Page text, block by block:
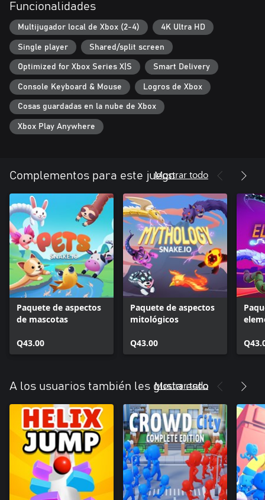
¿Eres una serpiente o un gusano?
Gracias a ti, el Snake.io original ha vuelto con nuevas
actualizaciones regulares. Somos un pequeño equipo motivado
por tu apoyo. El juego sigue en desarrollo activo y siempre
intentamos hacerlo más divertido!
Funcionalidades
Multijugador local de Xbox (2-4) 4K Ultra HD
Single player Shared/split screen
Optimized for Xbox Series X|S Smart Delivery
Console Keyboard & Mouse Logros de Xbox
Cosas guardadas en la nube de Xbox
Xbox Play Anywhere
Complementos para este juegoMostrar todo
Paquete de aspectos
de mascotas
Q43.00
Paquete de aspectos
mitológicos
Q43.00
A los usuarios también les gusta esto
Mostrar todo